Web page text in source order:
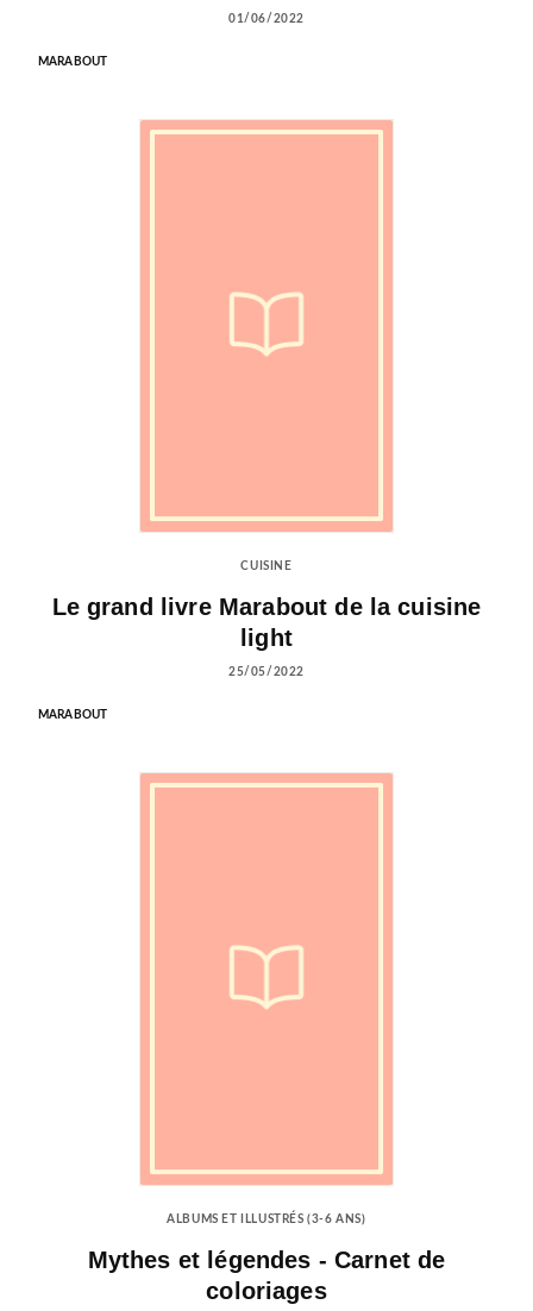
01/06/2022
MARABOUT
CUISINE
Le grand livre Marabout de la cuisine
light
25/05/2022
MARABOUT
ALBUMS ET ILLUSTRÉS (3-6 ANS)
Mythes et légendes - Carnet de
coloriages